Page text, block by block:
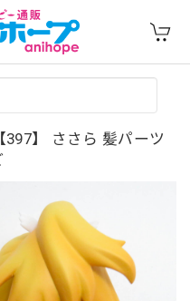
】 ささら 髪パーツ